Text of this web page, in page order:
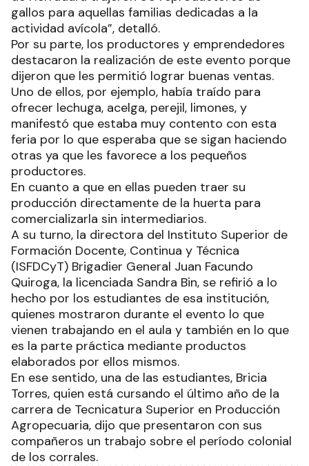
gallos para aquellas familias dedicadas a la
actividad avícola”, detalló.
Por su parte, los productores y emprendedores
destacaron la realización de este evento porque
dijeron que les permitió lograr buenas ventas.
Uno de ellos, por ejemplo, había traído para
ofrecer lechuga, acelga, perejil, limones, y
manifestó que estaba muy contento con esta
feria por lo que esperaba que se sigan haciendo
otras ya que les favorece a los pequeños
productores.
En cuanto a que en ellas pueden traer su
producción directamente de la huerta para
comercializarla sin intermediarios.
A su turno, la directora del Instituto Superior de
Formación Docente, Continua y Técnica
(ISFDCyT) Brigadier General Juan Facundo
Quiroga, la licenciada Sandra Bin, se refirió a lo
hecho por los estudiantes de esa institución,
quienes mostraron durante el evento lo que
vienen trabajando en el aula y también en lo que
es la parte práctica mediante productos
elaborados por ellos mismos.
En ese sentido, una de las estudiantes, Bricia
Torres, quien está cursando el último año de la
carrera de Tecnicatura Superior en Producción
Agropecuaria, dijo que presentaron con sus
compañeros un trabajo sobre el período colonial
de los corrales.